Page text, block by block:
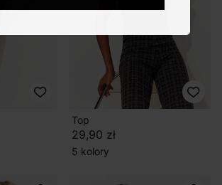
Top
29,90 zł
5 kolory